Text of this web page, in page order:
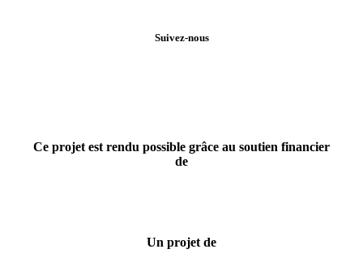
Suivez-nous
Ce projet est rendu possible grâce au soutien financier
de
Un projet de